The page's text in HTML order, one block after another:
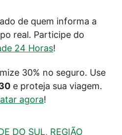
de quem informa a
real. Participe do
24 Horas!
30% no seguro. Use
e proteja sua viagem.
agora!
DO SUL, REGIÃO